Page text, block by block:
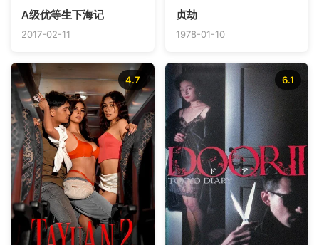
A级优等生下海记
2017-02-11
贞劫
1978-01-10
4.7 6.1